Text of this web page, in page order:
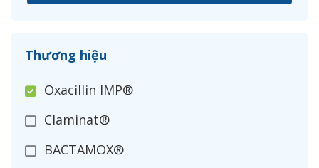
Thương hiệu
Oxacillin IMP®
Claminat®
BACTAMOX®